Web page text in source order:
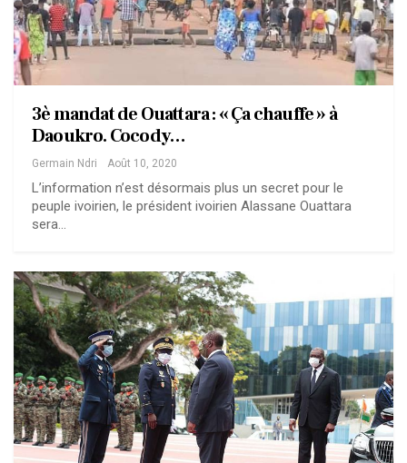
3è mandat de Ouattara : « Ça chauffe » à
Daoukro. Cocody…
Germain Ndri Août 10, 2020
L’information n’est désormais plus un secret pour le
peuple ivoirien, le président ivoirien Alassane Ouattara
sera…